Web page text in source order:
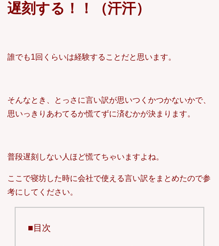
遅刻する！！（汗汗）
誰でも1回くらいは経験することだと思います。
そんなとき、とっさに言い訳が思いつくかつかないかで、
思いっきりあわてるか慌てずに済むかが決まります。
普段遅刻しない人ほど慌てちゃいますよね。
ここで寝坊した時に会社で使える言い訳をまとめたので参
考にしてください。
■目次